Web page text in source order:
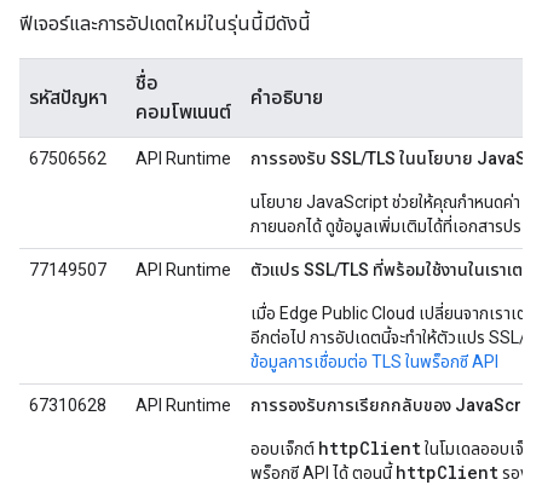
ฟีเจอร์และการอัปเดตใหม่ในรุ่นนี้มีดังนี้
รหัสปัญหา
ชื่อ
คอมโพเนนต์
คำอธิบาย
67506562 API Runtime การรองรับ SSL/TLS ในนโยบาย
นโยบาย JavaScript ช่วยให้คุณกำหนดค่า
ภายนอกได้ ดูข้อมูลเพิ่มเติมได้ที่เอกสารประก
77149507 API Runtime ตัวแปร SSL/TLS ที่พร้อมใช้งานในเราเตอ
เมื่อ Edge Public Cloud เปลี่ยนจากเราเต
อีกต่อไป การอัปเดตนี้จะทำให้ตัวแปร SSL/
ข้อมูลการเชื่อมต่อ TLS ในพร็อกซี API
67310628 API Runtime การรองรับการเรียกกลับของ
ออบเจ็กต์ httpClientในโมเดลออบเจ็
พร็อกซี API ได้ ตอนนี้ httpClientรองรั